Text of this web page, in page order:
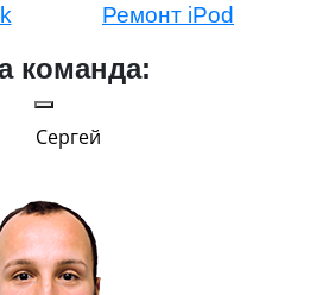
Ремонт iPod
команда:
Сергей